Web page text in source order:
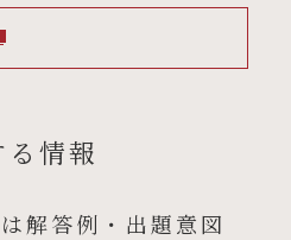
情報
解答例・出題意図